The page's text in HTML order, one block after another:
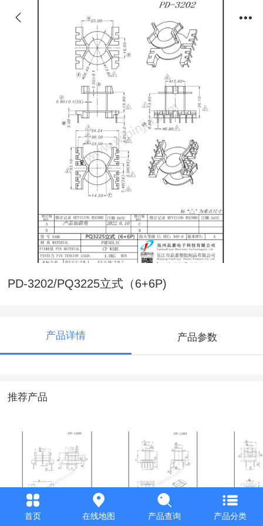
PD-3202/PQ3225立式（6+6P)
产品详情 产品参数
推荐产品
PD-
1509/EE15(2+2P)卧
1305/EE13(5+5P)立
PD-
0901/
首页 在线地图 产品查询 产品分类